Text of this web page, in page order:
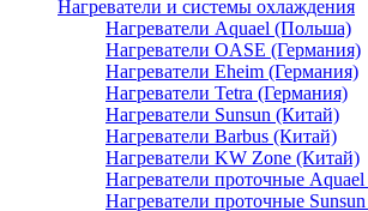
Нагреватели и системы охлаждения
Нагреватели Aquael (Польша)
Нагреватели OASE (Германия)
Нагреватели Eheim (Германия)
Нагреватели Tetra (Германия)
Нагреватели Sunsun (Китай)
Нагреватели Barbus (Китай)
Нагреватели KW Zone (Китай)
Нагреватели проточные
Нагреватели проточные